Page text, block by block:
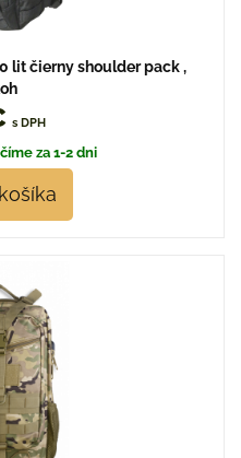
lit čierny shoulder pack ,
s DPH
za 1-2 dni